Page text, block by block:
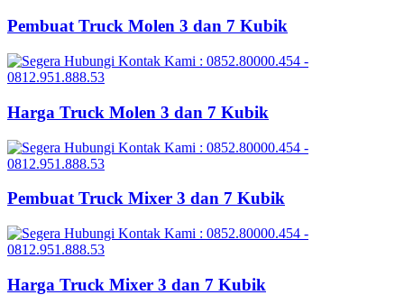
Pembuat Truck Molen 3 dan 7 Kubik
Harga Truck Molen 3 dan 7 Kubik
Pembuat Truck Mixer 3 dan 7 Kubik
Harga Truck Mixer 3 dan 7 Kubik